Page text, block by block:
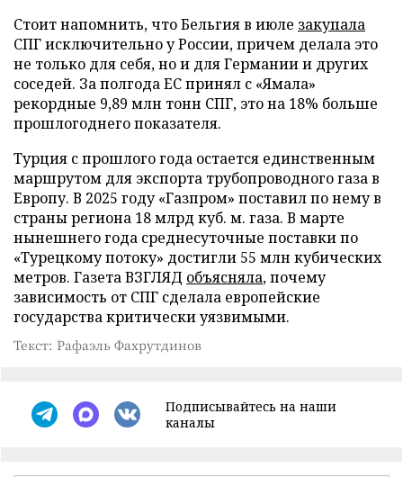
Стоит напомнить, что Бельгия в июле закупала
СПГ исключительно у России, причем делала это
не только для себя, но и для Германии и других
соседей. За полгода ЕС принял с «Ямала»
рекордные 9,89 млн тонн СПГ, это на 18% больше
прошлогоднего показателя.
Турция с прошлого года остается единственным
маршрутом для экспорта трубопроводного газа в
Европу. В 2025 году «Газпром» поставил по нему в
страны региона 18 млрд куб. м. газа. В марте
нынешнего года среднесуточные поставки по
«Турецкому потоку» достигли 55 млн кубических
метров. Газета ВЗГЛЯД объясняла, почему
зависимость от СПГ сделала европейские
государства критически уязвимыми.
Текст: Рафаэль Фахрутдинов
Подписывайтесь на наши
каналы